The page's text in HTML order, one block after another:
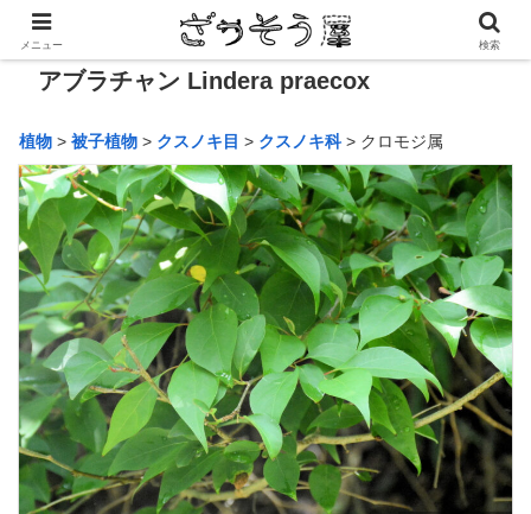
アブラチャン Lindera praecox
植物 > 被子植物 > クスノキ目 > クスノキ科 > クロモジ属
メニュー 検索